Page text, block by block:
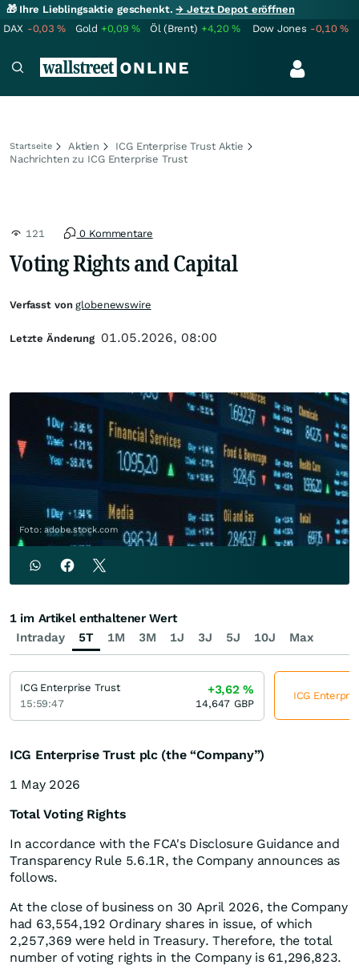
🎁 Ihre Lieblingsaktie geschenkt.→ Jetzt Depot eröffnen
DAX -0,03% Gold +0,09% Öl (Brent) +4,20% Dow Jones -0,10%
Startseite Aktien
ICG Enterprise Trust Aktie
Nachrichten zu ICG Enterprise Trust
121 0 Kommentare
Voting Rights and Capital
Foto: adobe.stock.com
ICG Enterprise Trust plc (the “Company”)
1 May 2026
Total Voting Rights
In accordance with the FCA's Disclosure Guidance and
Transparency Rule 5.6.1R, the Company announces as
follows.
At the close of business on 30 April 2026, the Company
had 63,554,192 Ordinary shares in issue, of which
2,257,369 were held in Treasury. Therefore, the total
number of voting rights in the Company is 61,296,823.
Verfasst vonglobenewswire
Letzte Änderung 01.05.2026, 08:00
Intraday 5T 1M 3M 1J 3J 5J 10J Max
1 im Artikel enthaltener Wert
ICG Enterprise Trust
15:59:47
+3,62%
14,647 GBP
ICG